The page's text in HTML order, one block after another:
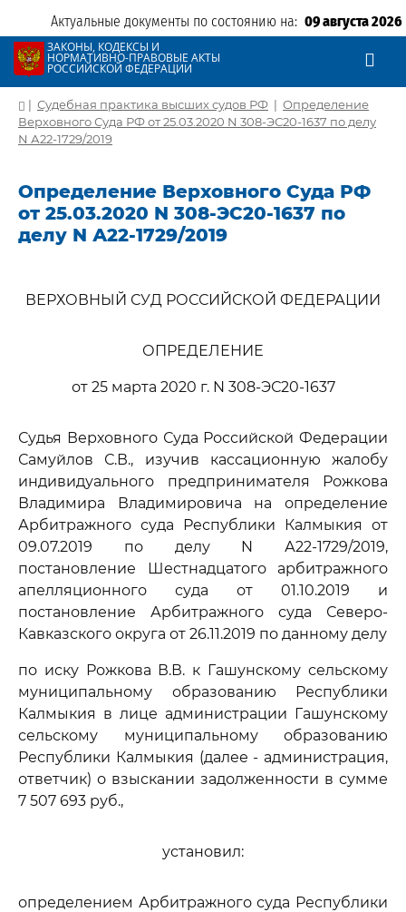
Актуальные документы по состоянию на: 09 августа 2026
ЗАКОНЫ, КОДЕКСЫ И
НОРМАТИВНО-ПРАВОВЫЕ АКТЫ
РОССИЙСКОЙ ФЕДЕРАЦИИ
| Судебная практика высших судов РФ | Определение
Верховного Суда РФ от 25.03.2020 N 308-ЭС20-1637 по делу
N А22-1729/2019
Определение Верховного Суда РФ
от 25.03.2020 N 308-ЭС20-1637 по
делу N А22-1729/2019
ВЕРХОВНЫЙ СУД РОССИЙСКОЙ ФЕДЕРАЦИИ
ОПРЕДЕЛЕНИЕ
от 25 марта 2020 г. N 308-ЭС20-1637
Судья Верховного Суда Российской Федерации
Самуйлов С.В., изучив кассационную жалобу
индивидуального предпринимателя Рожкова
Владимира Владимировича на определение
Арбитражного суда Республики Калмыкия от
09.07.2019 по делу N А22-1729/2019,
постановление Шестнадцатого арбитражного
апелляционного суда от 01.10.2019 и
постановление Арбитражного суда Северо-
Кавказского округа от 26.11.2019 по данному делу
по иску Рожкова В.В. к Гашунскому сельскому
муниципальному образованию Республики
Калмыкия в лице администрации Гашунскому
сельскому муниципальному образованию
Республики Калмыкия (далее - администрация,
ответчик) о взыскании задолженности в сумме
7 507 693 руб.,
установил:
определением Арбитражного суда Республики